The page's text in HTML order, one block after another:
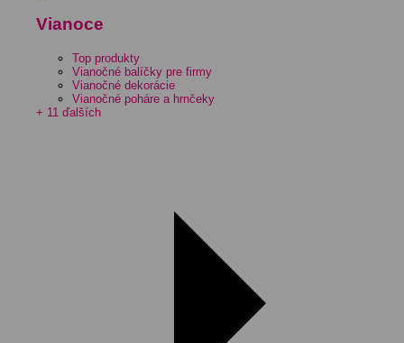
Vianoce
Top produkty
Vianočné balíčky pre firmy
Vianočné dekorácie
Vianočné poháre a hrnčeky
+ 11 ďalších